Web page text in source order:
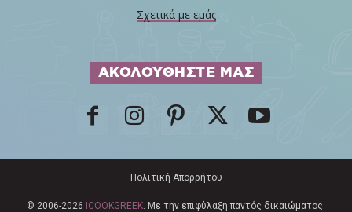
Σχετικά με εμάς
ΑΚΟΛΟΥΘΗΣΤΕ ΜΑΣ
Πολιτική Απορρήτου
© 2006-2026 ICOOKGREEK. Με την επιφύλαξη παντός δικαιώματος.